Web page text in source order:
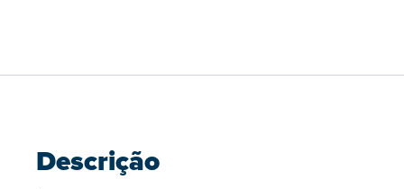
Descrição